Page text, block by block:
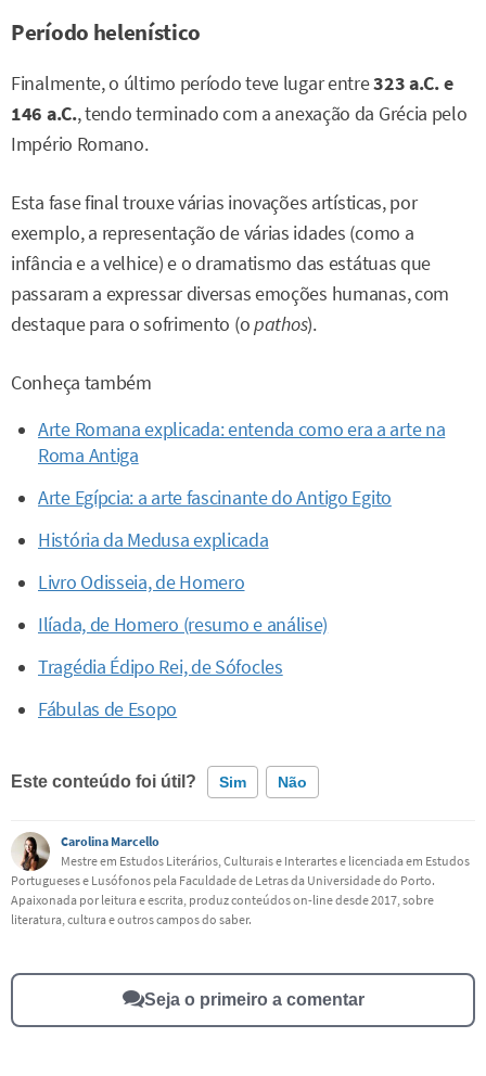
Período helenístico
Finalmente, o último período teve lugar entre323 a.C. e
146 a.C., tendo terminado com a anexação da Grécia pelo
Império Romano.
Esta fase final trouxe várias inovações artísticas, por
exemplo, a representação de várias idades (como a
infância e a velhice) e o dramatismo das estátuas que
passaram a expressar diversas emoções humanas, com
destaque para o sofrimento (opathos).
Conheça também
Arte Romana explicada: entenda como era a arte na
Roma Antiga
Arte Egípcia: a arte fascinante do Antigo Egito
História da Medusa explicada
Livro Odisseia, de Homero
Ilíada, de Homero (resumo e análise)
Tragédia Édipo Rei, de Sófocles
Fábulas de Esopo
Este conteúdo foi útil? Sim Não
Este conteúdo contém informação incorreta
Este conteúdo não tem a informação que procuro
Carolina Marcello
Mestre em Estudos Literários, Culturais e Interartes e licenciada em Estudos
Portugueses e Lusófonos pela Faculdade de Letras da Universidade do Porto.
Apaixonada por leitura e escrita, produz conteúdos on-line desde 2017, sobre
literatura, cultura e outros campos do saber.
Seja o primeiro a comentar